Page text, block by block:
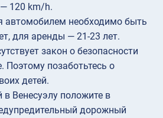
120 km/h.
автомобилем необходимо быть
для аренды — 21-23 лет.
закон о безопасности
Поэтому позаботьтесь о
детей.
в Венесуэлу положите в
дорожный